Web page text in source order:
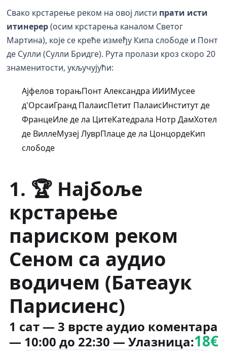
Свако крстарење реком на овој листи прати исти
итинерер(осим крстарења каналом Светог
Мартина), које се креће између Кипа слободе и Понт
де Сулли (Сулли Бридге). Рута пролази кроз скоро 20
знаменитости, укључујући:
Ајфелов торањПонт Александра ИИИМусее
д'ОрсаиГранд ПалаисПетит ПалаисИнститут де
ФранцеИле де ла ЦитеКатедрала Нотр ДамХотел
де ВиллеМузеј ЛуврПлаце де ла ЦонцордеКип
слободе
1. 🏆 Најбоље
крстарење
париском реком
Сеном са аудио
водичем (Батеаук
Парисиенс)
1 сат — 3 врсте аудио коментара
— 10:00 до 22:30 — Улазница:18€